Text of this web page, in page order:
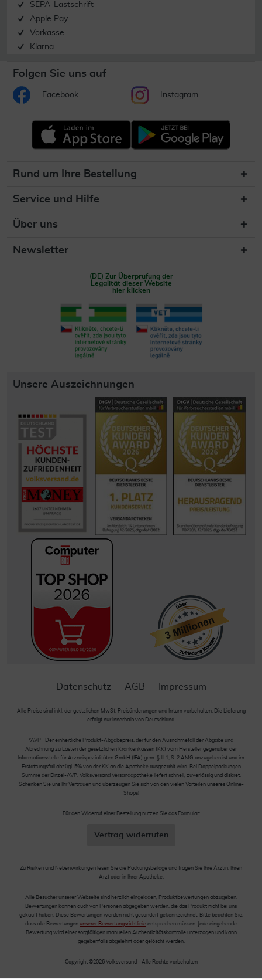
SEPA-Lastschrift
Apple Pay
Vorkasse
Klarna
Folgen Sie uns auf
Facebook Instagram
Rund um Ihre Bestellung
Service und Hilfe
Über uns
Newsletter
(DE) Zur Überprüfung der
Legalität dieser Website
hier klicken
Unsere Auszeichnungen
Datenschutz AGB Impressum
Alle Preise sind inkl. der gestzlichen MwSt. Preisänderungen und Irrtum vorbehalten. Die Lieferung
erfolgt nur innerhalb von Deutschland.
*AVP= Der einheitliche Produkt-Abgabepreis, der für den Ausnahmefall der Abgabe und
Abrechnung zu Lasten der gesetzlichen Krankenkassen (KK) vom Hersteller gegenüber der
Informationsstelle für Arzneispezialitäten GmbH (IFA) gem. § III 1, S. 2 AMG anzugeben ist und im
Erstattungsfall abzügl. 5% von der KK an die Apotheke ausgezahlt wird. Bei Doppelpackungen
Summe der Einzel-AVP. Volksversand Versandapotheke liefert schnell, zuverlässig und diskret.
Schenken Sie uns Ihr Vertrauen und überzeugen Sie sich von den vielen Vorteilen unseres Online-
Shops!
Für den Widerruf einer Bestellung nutzen Sie das Formular:
Vertrag widerrufen
Zu Risiken und Nebenwirkungen lesen Sie die Packungsbeilage und fragen Sie Ihre Ärztin, Ihren
Arzt oder in Ihrer Apotheke.
Alle Besucher unserer Webseite sind herzlich eingeladen, Produktbewertungen abzugeben.
Bewertungen können auch von Personen abgegeben werden, die das Produkt nicht bei uns
gekauft haben. Diese Bewertungen werden nicht gesondert gekennzeichnet. Bitte beachten Sie,
dass alle Bewertungen unserer Bewertungsrichtlinie entsprechen müssen. Jede eingehende
Bewertung wird einer sorgfältigen manuellen Authentizitätskontrolle unterzogen und kann
gegebenfalls abgelehnt oder gelöscht werden.
Copyright ©2026 Volksversand - Alle Rechte vorbehalten